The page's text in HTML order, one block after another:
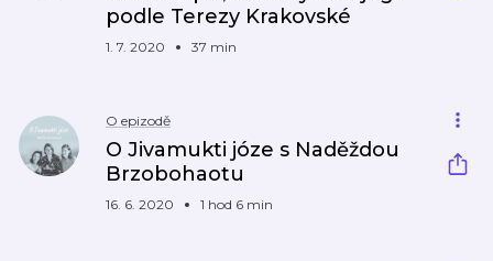
podle Terezy Krakovské
1. 7. 2020 37 min
O epizodě
O Jivamukti józe s Naděždou
Brzobohaotu
16. 6. 2020 1 hod 6 min